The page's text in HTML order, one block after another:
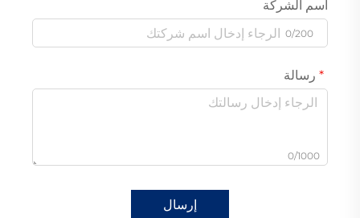
اسم الشركة
0/200
رسالة
0/1000
إرسال